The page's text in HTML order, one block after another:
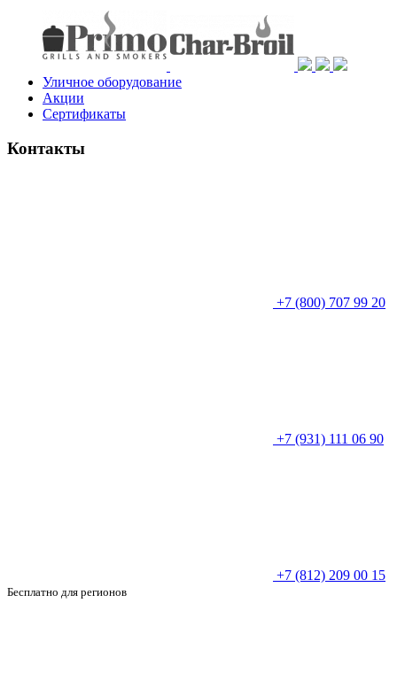
Уличное оборудование
Акции
Сертификаты
Контакты
+7 (800) 707 99 20
+7 (931) 111 06 90
+7 (812) 209 00 15
Бесплатно для регионов